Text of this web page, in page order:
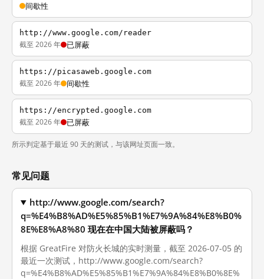
间歇性
http://www.google.com/reader
截至 2026 年 已屏蔽
https://picasaweb.google.com
截至 2026 年 间歇性
https://encrypted.google.com
截至 2026 年 已屏蔽
所示判定基于最近 90 天的测试，与该网址页面一致。
常见问题
http://www.google.com/search?
q=%E4%B8%AD%E5%85%B1%E7%9A%84%E8%B0%
8E%E8%A8%80 现在在中国大陆被屏蔽吗？
根据 GreatFire 对防火长城的实时测量，截至 2026-07-05 的
最近一次测试，http://www.google.com/search?
q=%E4%B8%AD%E5%85%B1%E7%9A%84%E8%B0%8E%